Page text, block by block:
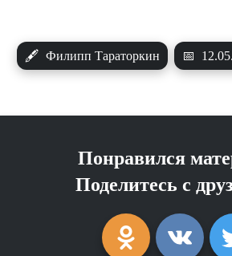
🖋 Филипп Тараторкин 📅
Понравился
Поделитесь с